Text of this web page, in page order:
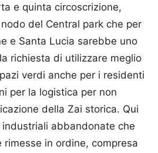
e quinta circoscrizione,
del Central park che per
e Santa Lucia sarebbe uno
richiesta di utilizzare meglio
verdi anche per i residenti
per la logistica per non
della Zai storica. Qui
abbandonate che
in ordine, compresa